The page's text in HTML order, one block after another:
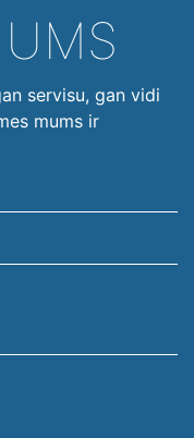
servisu, gan vidi
mums ir